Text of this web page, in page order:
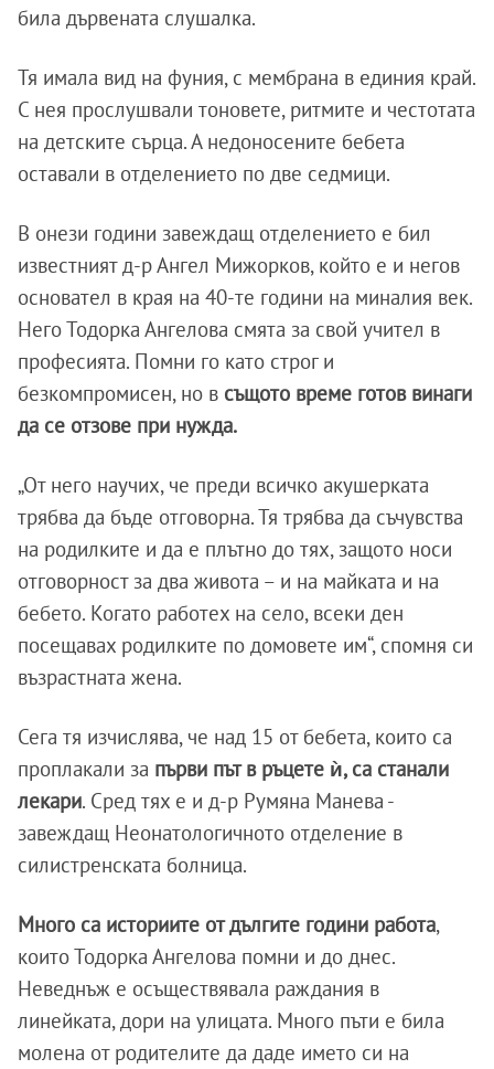
била дървената слушалка.
Тя имала вид на фуния, с мембрана в единия край.
С нея прослушвали тоновете, ритмите и честотата
на детските сърца. А недоносените бебета
оставали в отделението по две седмици.
В онези години завеждащ отделението е бил
известният д-р Ангел Мижорков, който е и негов
основател в края на 40-те години на миналия век.
Него Тодорка Ангелова смята за свой учител в
професията. Помни го като строг и
безкомпромисен, но в същото време готов винаги
да се отзове при нужда.
„От него научих, че преди всичко акушерката
трябва да бъде отговорна. Тя трябва да съчувства
на родилките и да е плътно до тях, защото носи
отговорност за два живота – и на майката и на
бебето. Когато работех на село, всеки ден
посещавах родилките по домовете им“, спомня си
възрастната жена.
Сега тя изчислява, че над 15 от бебета, които са
проплакали за първи път в ръцете ѝ, са станали
лекари. Сред тях е и д-р Румяна Манева -
завеждащ Неонатологичното отделение в
силистренската болница.
Много са историите от дългите години работа,
които Тодорка Ангелова помни и до днес.
Неведнъж е осъществявала раждания в
линейката, дори на улицата. Много пъти е била
молена от родителите да даде името си на